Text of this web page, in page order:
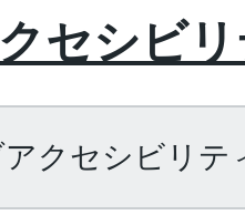
セシビ
クセシビリテ